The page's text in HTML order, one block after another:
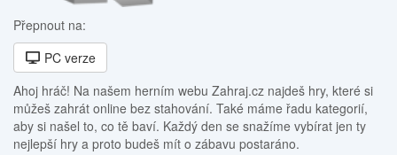
Přepnout na:
PC verze
Ahoj hráč! Na našem herním webu Zahraj.cz najdeš hry, které si
můžeš zahrát online bez stahování. Také máme řadu kategorií,
aby si našel to, co tě baví. Každý den se snažíme vybírat jen ty
nejlepší hry a proto budeš mít o zábavu postaráno.